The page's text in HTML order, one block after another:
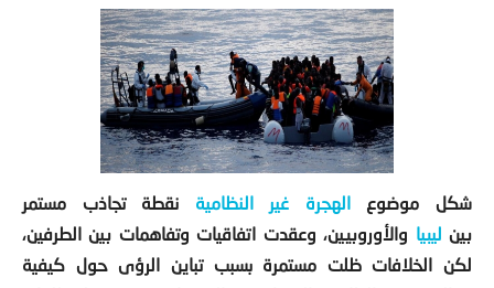
شكل موضوعالهجرة غير النظامية نقطة تجاذب مستمر
بين ليبيا والأوروبيين، وعقدت اتفاقيات وتفاهمات بين الطرفين،
لكن الخلافات ظلت مستمرة بسبب تباين الرؤى حول كيفية